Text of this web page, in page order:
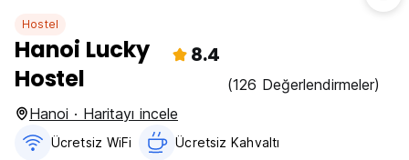
Hostel
Hanoi Lucky
Hostel
8.4
(126 Değerlendirmeler)
Hanoi · Haritayı incele
Ücretsiz WiFi Ücretsiz Kahvaltı‎